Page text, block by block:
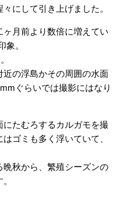
にして引き上げました。
月前より数倍に増えてい
象。
の浮島かその周囲の水面
ぐらいでは撮影にはなり
たむろするカルガモを撮
ゴミも多く浮いていて、
秋から、繁殖シーズンの